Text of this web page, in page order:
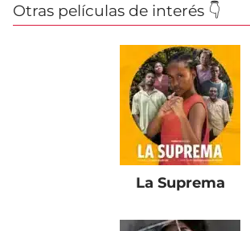
Otras películas de interés 👇
La Suprema